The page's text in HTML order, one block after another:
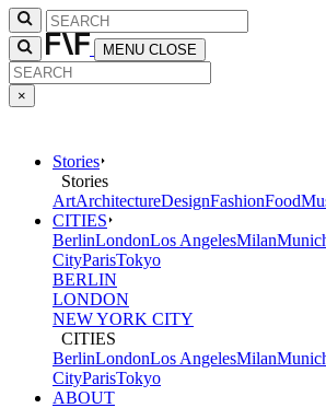
MENU CLOSE
×
Stories
Stories
ArtArchitectureDesignFashionFood
CITIES
BerlinLondonLos AngelesMilan
CityParisTokyo
BERLIN
LONDON
NEW YORK CITY
CITIES
BerlinLondonLos AngelesMilan
CityParisTokyo
ABOUT